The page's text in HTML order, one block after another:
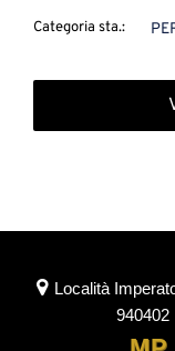
Categoria sta.:
Località
940402